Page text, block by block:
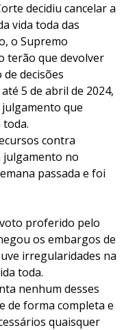
decidiu cancelar a
vida toda das
o Supremo
terão que devolver
decisões
5 de abril de 2024,
que
contra
julgamento no
passada e foi
proferido pelo
os embargos de
irregularidades na
toda.
nenhum desses
de forma completa e
quaisquer